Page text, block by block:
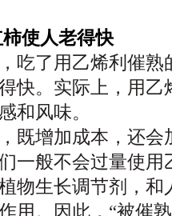
使人老得快
了用乙烯利催熟
快。实际上，用乙
和风味。
增加成本，还会
一般不会过量使用
物生长调节剂，和
用。因此，“被催